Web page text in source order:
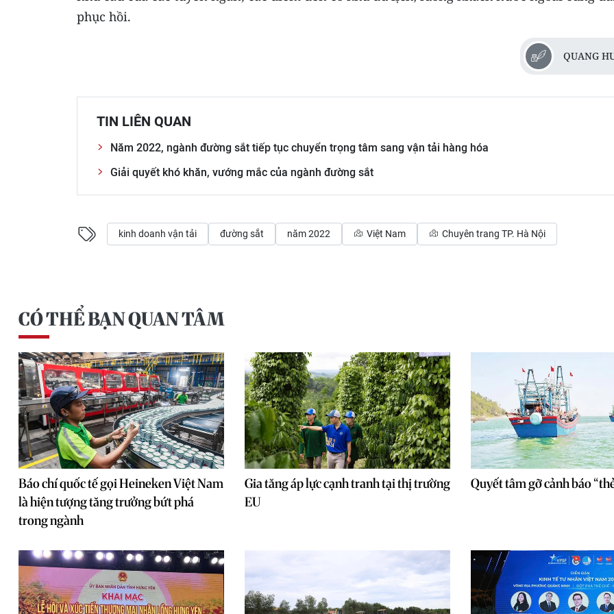
phục hồi.
QUANG
TIN LIÊN QUAN
Năm 2022, ngành đường sắt tiếp tục chuyển trọng tâm sang vận tải hàng hóa
Giải quyết khó khăn, vướng mắc của ngành đường sắt
kinh doanh vận tải đường sắt năm 2022 Việt Nam Chuyên trang TP. Hà Nội
CÓ THỂ BẠN QUAN TÂM
Báo chí quốc tế gọi Heineken Việt Nam
là hiện tượng tăng trưởng bứt phá
trong ngành
Gia tăng áp lực cạnh tranh tại thị trường
EU
Quyết tâm gỡ cảnh báo